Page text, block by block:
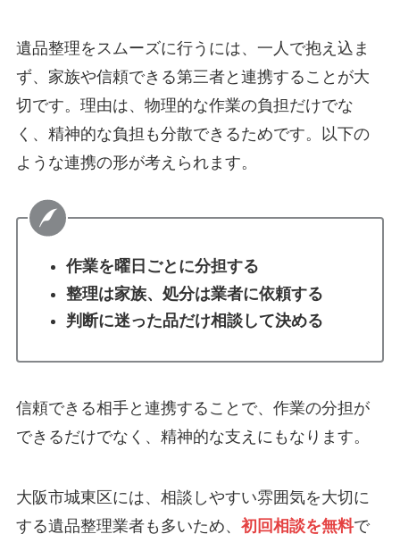
遺品整理をスムーズに行うには、一人で抱え込ま
ず、家族や信頼できる第三者と連携することが大
切です。理由は、物理的な作業の負担だけでな
く、精神的な負担も分散できるためです。以下の
ような連携の形が考えられます。
作業を曜日ごとに分担する
整理は家族、処分は業者に依頼する
判断に迷った品だけ相談して決める
信頼できる相手と連携することで、作業の分担が
できるだけでなく、精神的な支えにもなります。
大阪市城東区には、相談しやすい雰囲気を大切に
する遺品整理業者も多いため、 初回相談を無料で